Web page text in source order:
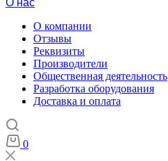
О нас
О компании
Отзывы
Реквизиты
Производители
Общественная деятельность
Разработка оборудования
Доставка и оплата
0